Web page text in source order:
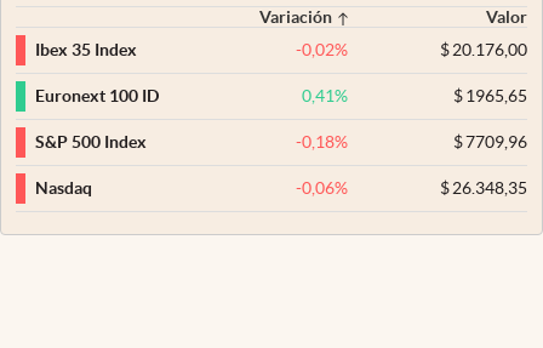
Variación
Valor
Ibex 35 Index
-0,02% $20.176,00
Euronext 100 ID 0,41% $1965,65
S&P 500 Index -0,18% $7709,96
Nasdaq -0,06% $26.348,35